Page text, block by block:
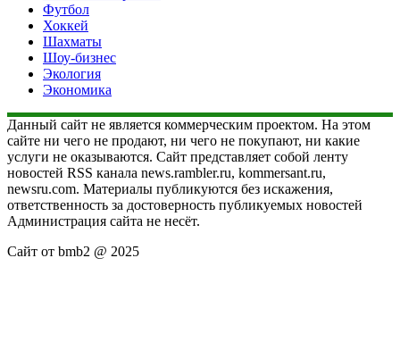
Футбол
Хоккей
Шахматы
Шоу-бизнес
Экология
Экономика
Данный сайт не является коммерческим проектом. На этом
сайте ни чего не продают, ни чего не покупают, ни какие
услуги не оказываются. Сайт представляет собой ленту
новостей RSS канала news.rambler.ru, kommersant.ru,
newsru.com. Материалы публикуются без искажения,
ответственность за достоверность публикуемых новостей
Администрация сайта не несёт.
Сайт от bmb2 @ 2025